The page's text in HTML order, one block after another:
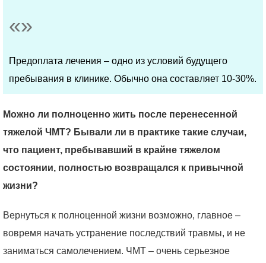
Предоплата лечения – одно из условий будущего
пребывания в клинике. Обычно она составляет 10-30%.
Можно ли полноценно жить после перенесенной
тяжелой ЧМТ? Бывали ли в практике такие случаи,
что пациент, пребывавший в крайне тяжелом
состоянии, полностью возвращался к привычной
жизни?
Вернуться к полноценной жизни возможно, главное –
вовремя начать устранение последствий травмы, и не
заниматься самолечением. ЧМТ – очень серьезное